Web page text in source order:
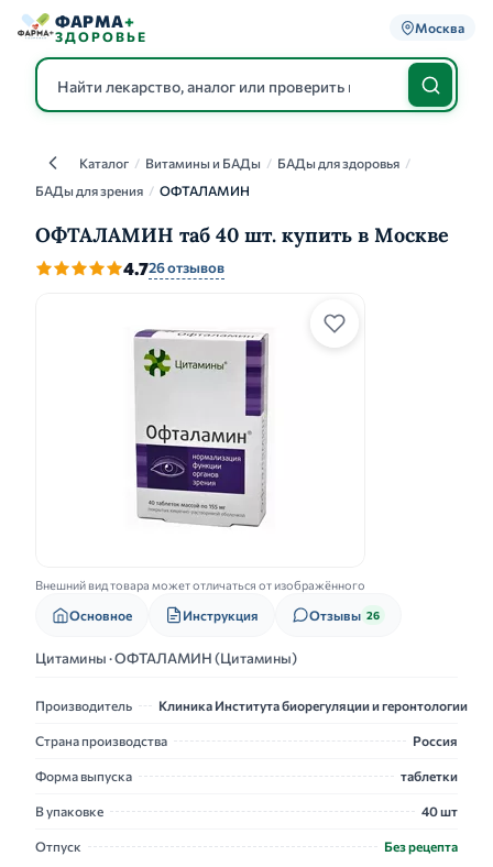
ФАРМА+
ЗДОРОВЬЕ
Москва
КаталогКаталог / Витамины и БАДы / БАДы для здоровья /
БАДы для зрения / ОФТАЛАМИН
ОФТАЛАМИН таб 40 шт. купить в Москве
4.726 отзывов
Внешний вид товара может отличаться от изображённого
Основное Инструкция Отзывы 26
Цитамины · ОФТАЛАМИН (Цитамины)
Производитель Клиника Института биорегуляции и геронтологии
Страна производства Россия
Форма выпуска таблетки
В упаковке 40 шт
Отпуск Без рецепта